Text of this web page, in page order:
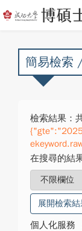
簡易檢索
檢索結果：
在搜尋的結
展開檢索
個人化服務